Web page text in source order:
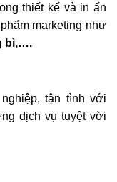
thiết kế và in ấn
marketing như
bì,….
tận tình với
dịch vụ tuyệt vời